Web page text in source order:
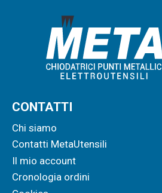
CONTATTI
Chi siamo
Contatti MetaUtensili
Il mio account
Cronologia ordini